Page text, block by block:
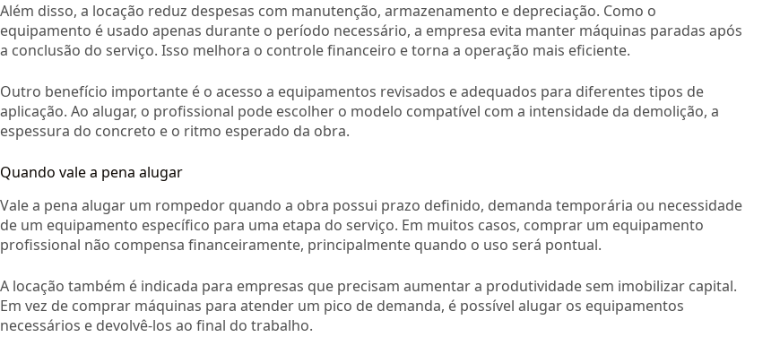
Além disso, a locação reduz despesas com manutenção, armazenamento e depreciação. Como o
equipamento é usado apenas durante o período necessário, a empresa evita manter máquinas paradas após
a conclusão do serviço. Isso melhora o controle financeiro e torna a operação mais eficiente.
Outro benefício importante é o acesso a equipamentos revisados e adequados para diferentes tipos de
aplicação. Ao alugar, o profissional pode escolher o modelo compatível com a intensidade da demolição, a
espessura do concreto e o ritmo esperado da obra.
Quando vale a pena alugar
Vale a pena alugar um rompedor quando a obra possui prazo definido, demanda temporária ou necessidade
de um equipamento específico para uma etapa do serviço. Em muitos casos, comprar um equipamento
profissional não compensa financeiramente, principalmente quando o uso será pontual.
A locação também é indicada para empresas que precisam aumentar a produtividade sem imobilizar capital.
Em vez de comprar máquinas para atender um pico de demanda, é possível alugar os equipamentos
necessários e devolvê-los ao final do trabalho.